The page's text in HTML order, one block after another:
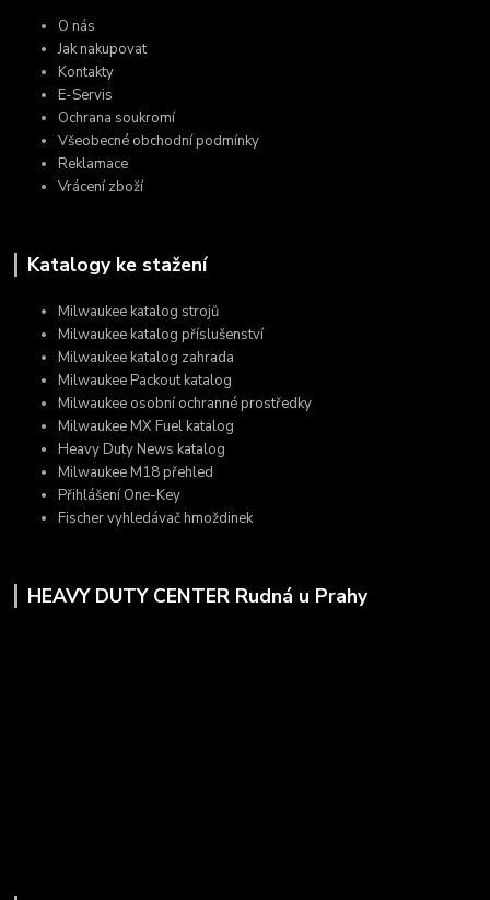
O nás
Jak nakupovat
Kontakty
E-Servis
Ochrana soukromí
Všeobecné obchodní podmínky
Reklamace
Vrácení zboží
Katalogy ke stažení
Milwaukee katalog strojů
Milwaukee katalog příslušenství
Milwaukee katalog zahrada
Milwaukee Packout katalog
Milwaukee osobní ochranné prostředky
Milwaukee MX Fuel katalog
Heavy Duty News katalog
Milwaukee M18 přehled
Přihlášení One-Key
Fischer vyhledávač hmoždinek
HEAVY DUTY CENTER Rudná u Prahy